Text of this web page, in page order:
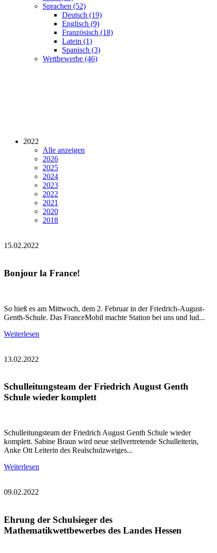
Sprachen (52)
Deutsch (19)
Englisch (9)
Französisch (18)
Latein (1)
Spanisch (3)
Wettbewerbe (46)
2022
Alle anzeigen
2026
2025
2024
2023
2022
2021
2020
2018
15.02.2022
Bonjour la France!
So hieß es am Mittwoch, dem 2. Februar in der Friedrich-August-
Genth-Schule. Das FranceMobil machte Station bei uns und lud...
Weiterlesen
13.02.2022
Schulleitungsteam der Friedrich August Genth
Schule wieder komplett
Schulleitungsteam der Friedrich August Genth Schule wieder
komplett. Sabine Braun wird neue stellvertretende Schulleiterin,
Anke Ott Leiterin des Realschulzweiges...
Weiterlesen
09.02.2022
Ehrung der Schulsieger des
Mathematikwettbewerbes des Landes Hessen